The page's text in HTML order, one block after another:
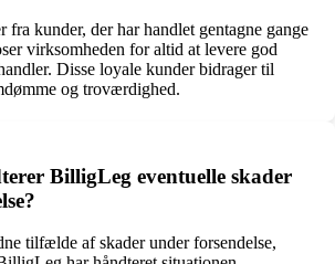
fra kunder, der har handlet gentagne gange
virksomheden for altid at levere god
Disse loyale kunder bidrager til
og troværdighed.
BilligLeg eventuelle skader
tilfælde af skader under forsendelse,